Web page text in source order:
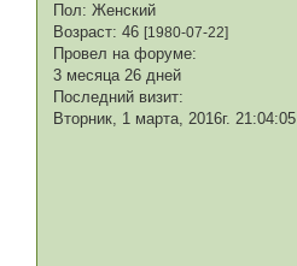
Пол: Женский
Возраст: 46[1980-07-22]
Провел на форуме:
3 месяца 26 дней
Последний визит:
Вторник, 1 марта, 2016г. 21:04:05